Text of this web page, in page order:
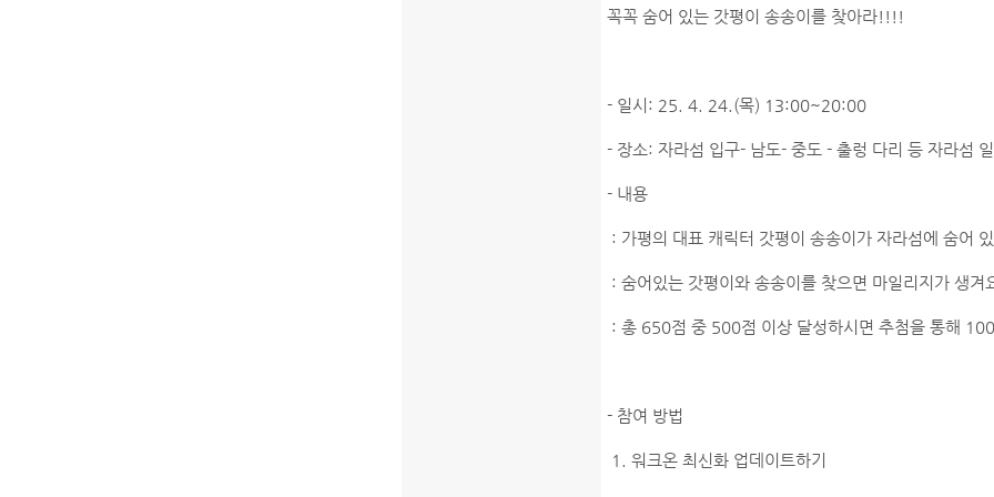
꼭꼭 숨어 있는 갓평이 송송이를 찾아라!!!!
- 일시: 25. 4. 24.(목) 13:00~20:00
- 장소: 자라섬 입구- 남도- 중도 - 출렁 다리 등 자라섬
- 내용
: 가평의 대표 캐릭터 갓평이 송송이가 자라섬에 숨어
: 숨어있는 갓평이와 송송이를 찾으면 마일리지가 생겨
: 총 650점 중 500점 이상 달성하시면 추첨을 통해
- 참여 방법
1. 워크온 최신화 업데이트하기